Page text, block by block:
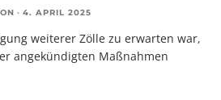
· 4. APRIL 2025
weiterer Zölle zu erwarten war,
angekündigten Maßnahmen